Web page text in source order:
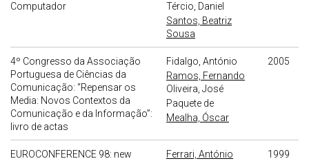
Computador
Tércio, Daniel
Santos, Beatriz
Sousa
4º Congresso da Associação
Portuguesa de Ciências da
Comunicação: “Repensar os
Media: Novos Contextos da
Comunicação e da Informação”:
livro de actas
Fidalgo, António
Ramos, Fernando
Oliveira, José
Paquete de
Mealha, Óscar
2005
EUROCONFERENCE 98: new
Ferrari, António
1999